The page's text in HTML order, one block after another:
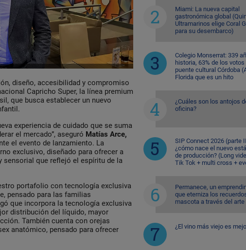
diseño, accesibilidad y compromiso
Capricho Super, la línea premium
que busca establecer un nuevo
experiencia de cuidado que se suma
el mercado”, aseguró Matías Arce,
el evento de lanzamiento. La
exclusivo, diseñado para ofrecer a
que reflejó el espíritu de la
portafolio con tecnología exclusiva
pensado para las familias
que incorpora la tecnología exclusiva
distribución del líquido, mayor
También cuenta con orejas
anatómico, pensado para ofrecer
Miami: La nueva capital
gastronómica global
Ultramarinos elige Coral
para su desembarco)
Colegio Monserrat: 339
historia, 63% de los votos
puente cultural Córdoba
Florida que es un hito
¿Cuáles son los antojos
oficina?
SIP Connect 2026 (parte
¿cómo nace el nuevo
de producción? (Long
Tik Tok + multi cross +
Permanece, un
que eterniza los
mascota a través del arte
¿El vino más viejo es